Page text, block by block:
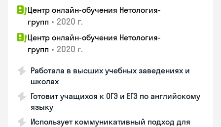
Центр онлайн-обучения Нетология-
групп • 2020 г.
Центр онлайн-обучения Нетология-
групп • 2020 г.
Работала в высших учебных заведениях и
школах
Готовит учащихся к ОГЭ и ЕГЭ по английскому
языку
Использует коммуникативный подход для